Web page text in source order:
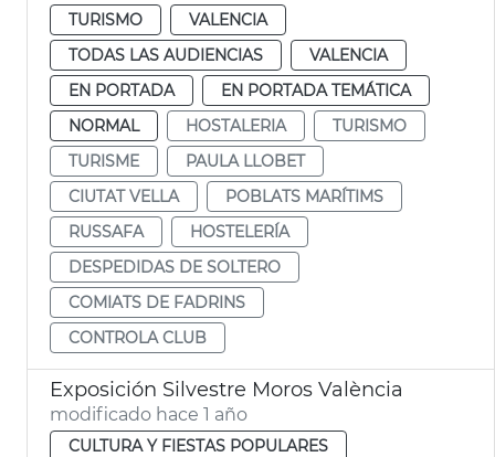
TURISMO
VALENCIA
TODAS LAS AUDIENCIAS
VALENCIA
EN PORTADA
EN PORTADA TEMÁTICA
NORMAL
HOSTALERIA
TURISMO
TURISME
PAULA LLOBET
CIUTAT VELLA
POBLATS MARÍTIMS
RUSSAFA
HOSTELERÍA
DESPEDIDAS DE SOLTERO
COMIATS DE FADRINS
CONTROLA CLUB
Exposición Silvestre Moros València
modificado hace 1 año
CULTURA Y FIESTAS POPULARES